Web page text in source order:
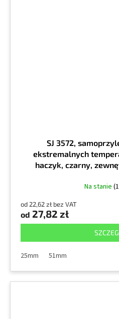
SJ 3572,
ekstremalnych
haczyk, czarny,
Na stanie
od 22,62 zł bez VAT
od 27,82 zł
25mm 51mm